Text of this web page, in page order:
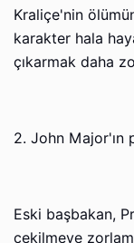
Kraliçe'nin
karakter hala
çıkarmak daha
2. John
Eski başbakan,
çekilmeye